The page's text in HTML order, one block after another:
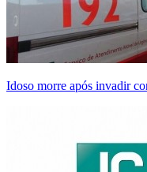
Idoso morre após invadir